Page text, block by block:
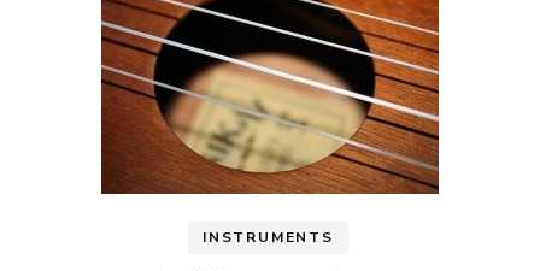
INSTRUMENTS